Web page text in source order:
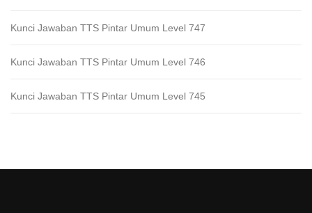
Kunci Jawaban TTS Pintar Umum Level 747
Kunci Jawaban TTS Pintar Umum Level 746
Kunci Jawaban TTS Pintar Umum Level 745